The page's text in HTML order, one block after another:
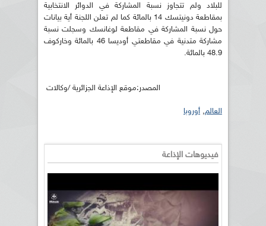
للبلاد ولم تتجاوز نسبة المشاركة في الدوائر الانتخابية
بمقاطعة دونيتسك 14 بالمائة كما لم تعلن اللجنة أية بيانات
حول نسبة المشاركة في مقاطعة لوغانسك وسجلت نسبة
مشاركة متدنية في مقاطعتي أوديسا 46 بالمائة وخاركوف
48.9 بالمائة.
المصدر:موقع الإذاعة الجزائرية /وكالات
العالم, أوروبا
فيديوهات الإذاعة